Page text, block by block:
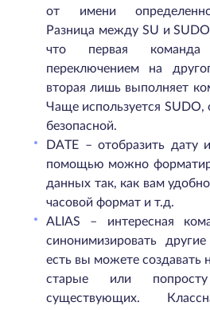
от имени
Разница между SU и
что первая
переключением на
вторая лишь выполняет
Чаще используется SUDO,
безопасной.
DATE – отобразить дату
помощью можно
данных так, как вам
часовой формат и т.д.
ALIAS – интересная
синонимизировать
есть вы можете создавать
старые или
существующих.